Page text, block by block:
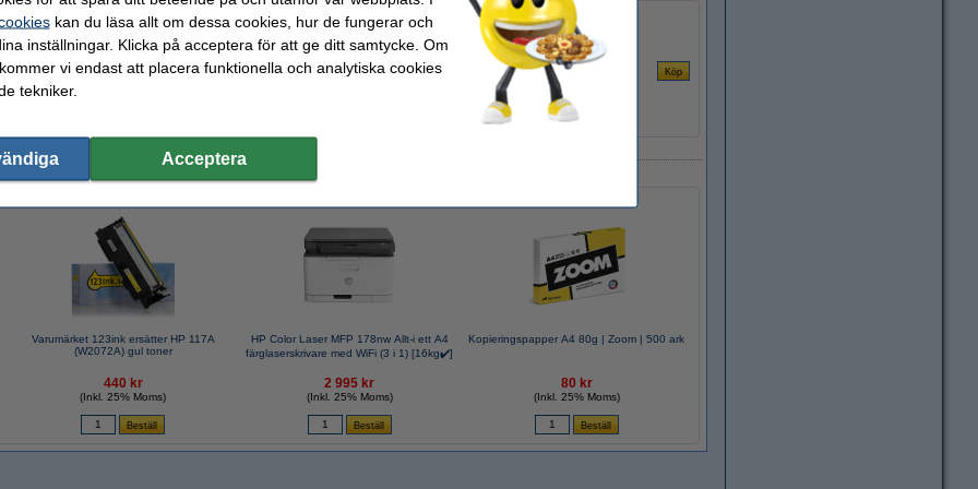
80g HÅLAT | Zoom | 500 ark
ofta även dessa produkter!
Varumärket 123ink ersätter HP 117A
(W2072A) gul toner
440 kr
(Inkl. 25% Moms)
HP Color Laser MFP 178nw Allt-i ett A4
färglaserskrivare med WiFi (3 i 1) [16kg✔️]
2 995 kr
(Inkl. 25% Moms)
Kopieringspapper A4 80g | Zoom | 500 ark
80 kr
(Inkl. 25% Moms)
kan du läsa allt om dessa cookies, hur de fungerar och
inställningar. Klicka på acceptera för att ge ditt samtycke. Om
vi endast att placera funktionella och analytiska cookies
tekniker.
Acceptera